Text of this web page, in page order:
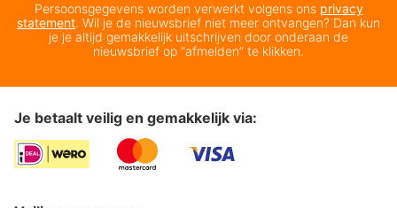
Persoonsgegevens worden verwerkt volgens ons privacy
statement. Wil je de nieuwsbrief niet meer ontvangen? Dan kun
je je altijd gemakkelijk uitschrijven door onderaan de
nieuwsbrief op “afmelden” te klikken.
Je betaalt veilig en gemakkelijk via: